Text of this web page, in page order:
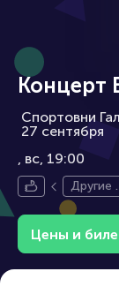
Концерт
Спортовни
27 сентября
вс, 19:00
Другие
раны
Цены и